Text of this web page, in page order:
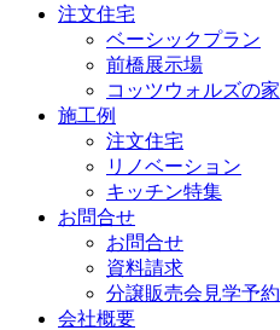
注文住宅
ベーシックプラン
前橋展示場
コッツウォルズの家
施工例
注文住宅
リノベーション
キッチン特集
お問合せ
お問合せ
資料請求
分譲販売会見学予約
会社概要